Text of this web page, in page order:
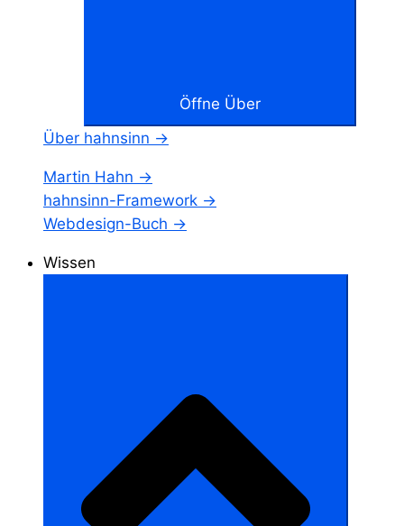
Öffne Über
Über hahnsinn →
Martin Hahn →
hahnsinn-Framework →
Webdesign-Buch →
Wissen